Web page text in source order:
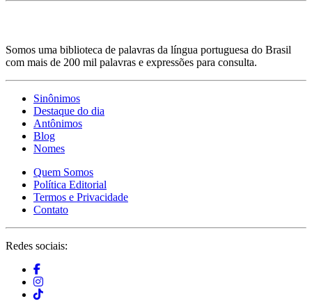
Somos uma biblioteca de palavras da língua portuguesa do Brasil
com mais de 200 mil palavras e expressões para consulta.
Sinônimos
Destaque do dia
Antônimos
Blog
Nomes
Quem Somos
Política Editorial
Termos e Privacidade
Contato
Redes sociais: